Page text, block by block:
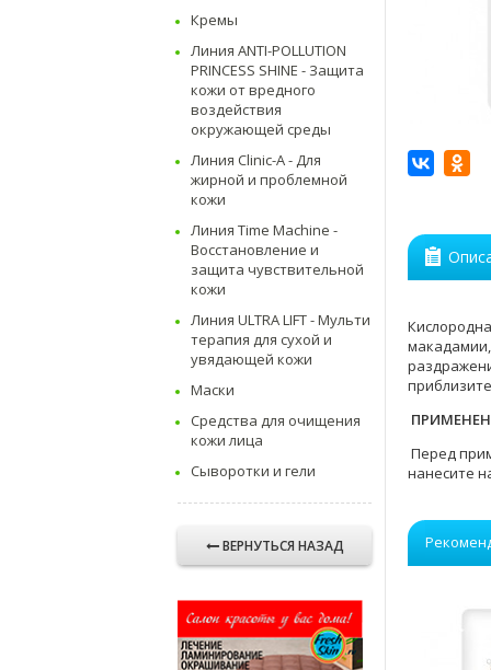
Кремы
Линия ANTI-POLLUTION
PRINCESS SHINE - Защита
кожи от вредного
воздействия
окружающей среды
Линия Clinic-A - Для
жирной и проблемной
кожи
Линия Time Machine -
Восстановление и
защита чувствительной
кожи
Линия ULTRA LIFT - Мульти
терапия для сухой и
увядающей кожи
Маски
Средства для очищения
кожи лица
Сыворотки и гели
ВЕРНУТЬСЯ НАЗАД
Перед
нанесите